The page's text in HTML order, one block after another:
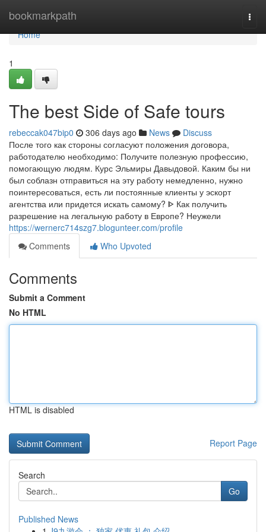
bookmarkpath
Home
Home
1
The best Side of Safe tours
rebeccak047bip0 306 days ago News
Discuss
После того как стороны согласуют положения договора,
работодателю необходимо: Получите полезную профессию,
помогающую людям. Курс Эльмиры Давыдовой. Каким бы ни
был соблазн отправиться на эту работу немедленно, нужно
поинтересоваться, есть ли постоянные клиенты у эскорт
агентства или придется искать самому? ᐈ Как получить
разрешение на легальную работу в Европе? Неужели
https://wernerc714szg7.blogunteer.com/profile
Comments
Who Upvoted
Comments
Submit a Comment
No HTML
HTML is disabled
Report Page
Search
Go
Published News